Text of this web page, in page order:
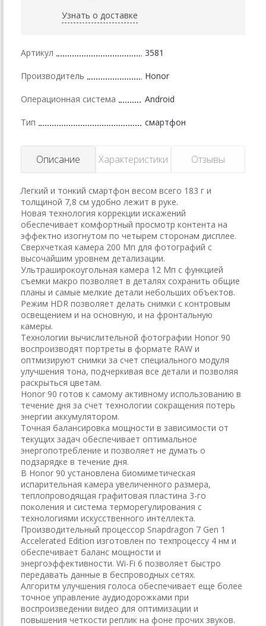
Узнать о доставке
Артикул 3581
Производитель Honor
Операционная система Android
Тип смартфон
Описание Характеристики Отзывы
Легкий и тонкий смартфон весом всего 183 г и
толщиной 7,8 см удобно лежит в руке.
Новая технология коррекции искажений
обеспечивает комфортный просмотр контента на
эффектно изогнутом по четырем сторонам дисплее.
Сверхчеткая камера 200 Мп для фотографий с
высочайшим уровнем детализации.
Ультраширокоугольная камера 12 Мп с функцией
съемки макро позволяет в деталях сохранить общие
планы и самые мелкие детали небольших объектов.
Режим HDR позволяет делать снимки с контровым
освещением и на основную, и на фронтальную
камеры.
Технологии вычислительной фотографии Honor 90
воспроизводят портреты в формате RAW и
оптмизируют снимки за счет специального модуля
улучшения тона, подчеркивая все детали и позволяя
раскрыться цветам.
Honor 90 готов к самому активному использованию в
течение дня за счет технологии сокращения потерь
энергии аккумулятором.
Точная балансировка мощности в зависимости от
текущих задач обеспечивает оптимальное
энергопотребление и позволяет не думать о
подзарядке в течение дня.
В Honor 90 установлена биомиметическая
испарительная камера увеличенного размера,
теплопроводящая графитовая пластина 3-го
поколения и система терморегулирования с
технологиями искусственного интеллекта.
Производительный процессор Snapdragon 7 Gen 1
Accelerated Edition изготовлен по техпроцессу 4 нм и
обеспечивает баланс мощности и
энергоэффективности. Wi-Fi 6 позволяет быстро
передавать данные в беспроводных сетях.
Алгоритм улучшения голоса обеспечивает еще более
точное управление аудиодорожками при
воспроизведении видео для оптимизации и
повышения четкости реплик на фоне прочих звуков.